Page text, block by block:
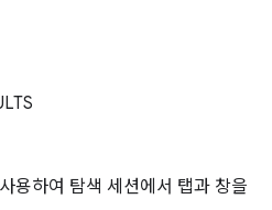
용하여 탐색 세션에서 탭과 창을